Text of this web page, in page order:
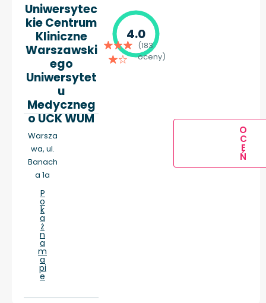
Uniwersytec
kie Centrum
Kliniczne
Warszawski
ego
Uniwersytet
u
Medyczneg
o UCK WUM
Warsza
wa, ul.
Banach
a 1a
P
o
k
a
ż
n
a
m
a
pi
e
4.0
(183
oceny)
O
C
E
Ń